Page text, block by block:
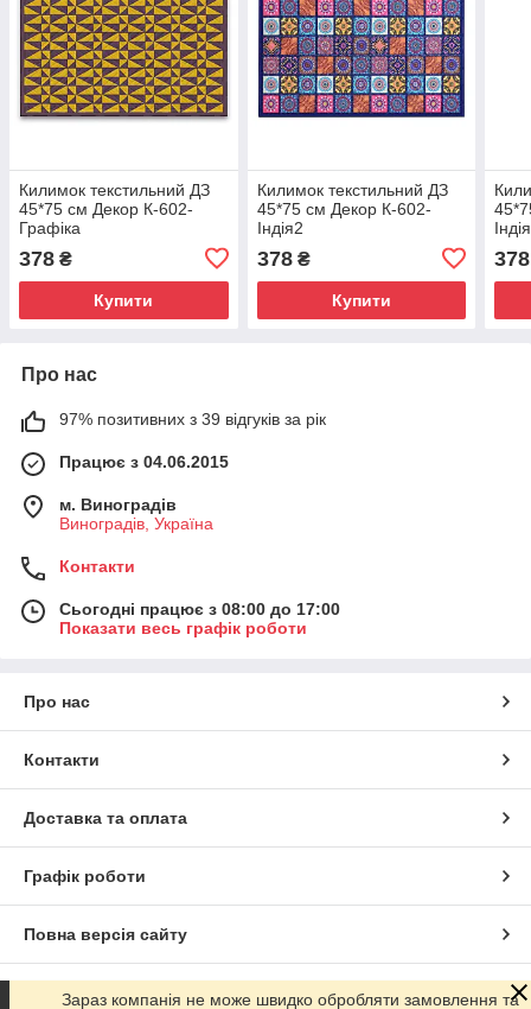
Килимок текстильний ДЗ
45*75 см Декор К-602-
Графіка
378 ₴
Купити
Килимок текстильний ДЗ
45*75 см Декор К-602-
Індія2
378₴
Купити
Індія
378
Про нас
97% позитивних з 39 відгуків за рік
Працює з 04.06.2015
м. Виноградів
Виноградів, Україна
Контакти
Сьогодні працює з 08:00 до 17:00
Показати весь графік роботи
Про нас
Контакти
Доставка та оплата
Графік роботи
Повна версія сайту
Сайт створено на маркетплейсі Prom.ua
Зараз компанія не може швидко обробляти замовлення та